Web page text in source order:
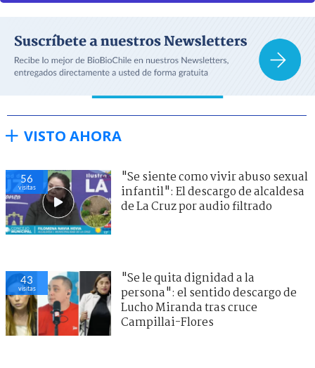
VISTO AHORA
56
visitas
"Se siente como vivir abuso sexual
infantil": El descargo de alcaldesa
de La Cruz por audio filtrado
43
visitas
"Se le quita dignidad a la
persona": el sentido descargo de
Lucho Miranda tras cruce
Campillai-Flores